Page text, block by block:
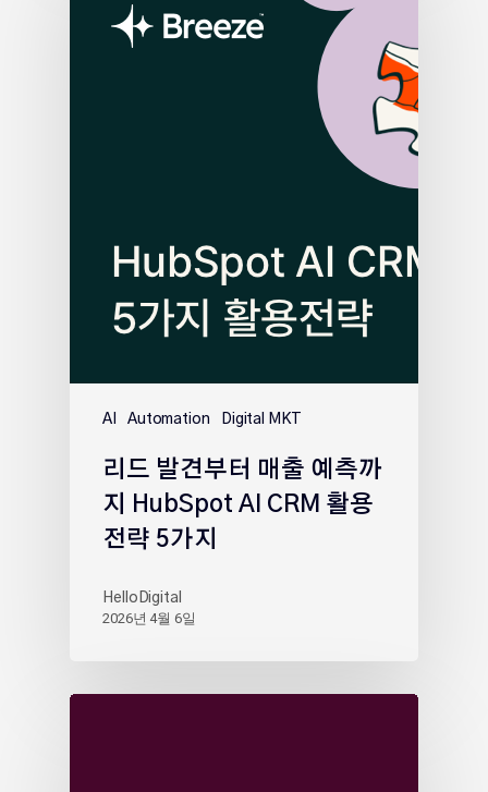
AI Automation Digital MKT
리드 발견부터 매출 예측까
지 HubSpot AI CRM 활용
전략 5가지
HelloDigital
2026년 4월 6일